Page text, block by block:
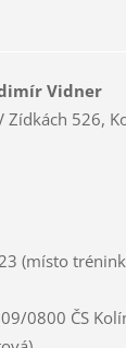
Vidner
Zídkách 526,
(místo
0800 ČS